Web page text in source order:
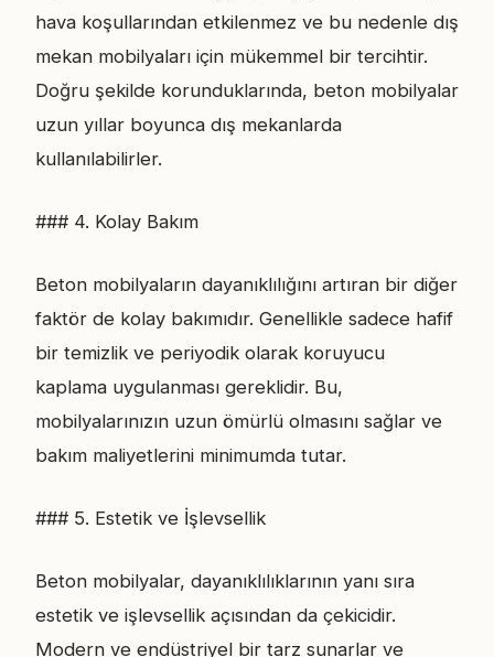
hava koşullarından etkilenmez ve bu nedenle dış
mekan mobilyaları için mükemmel bir tercihtir.
Doğru şekilde korunduklarında, beton mobilyalar
uzun yıllar boyunca dış mekanlarda
kullanılabilirler.
### 4. Kolay Bakım
Beton mobilyaların dayanıklılığını artıran bir diğer
faktör de kolay bakımıdır. Genellikle sadece hafif
bir temizlik ve periyodik olarak koruyucu
kaplama uygulanması gereklidir. Bu,
mobilyalarınızın uzun ömürlü olmasını sağlar ve
bakım maliyetlerini minimumda tutar.
### 5. Estetik ve İşlevsellik
Beton mobilyalar, dayanıklılıklarının yanı sıra
estetik ve işlevsellik açısından da çekicidir.
Modern ve endüstriyel bir tarz sunarlar ve